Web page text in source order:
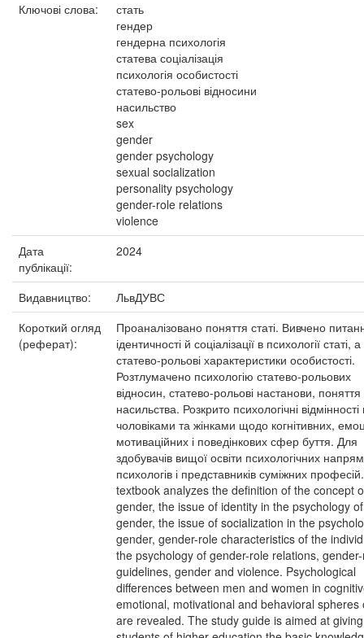
Ключові слова:
стать
гендер
гендерна психологія
статева соціалізація
психологія особистості
статево-рольові відносини
насильство
sex
gender
gender psychology
sexual socialization
personality psychology
gender-role relations
violence
Дата
публікації:
2024
Видавництво:
ЛьвДУВС
Короткий огляд
(реферат):
Проаналізовано поняття статі. Вивчено
ідентичності й соціалізації в психології статі,
статево-рольові характеристики особистості.
Розтлумачено психологію статево-рольових
відносин, статево-рольові настанови, поняття
насильства. Розкрито психологічні відмінності
чоловіками та жінками щодо когнітивних,
мотиваційних і поведінкових сфер буття. Для
здобувачів вищої освіти психологічних
психологів і представників суміжних
textbook analyzes the definition of the concept
gender, the issue of identity in the psychology of
gender, the issue of socialization in the
gender, gender-role characteristics of the
the psychology of gender-role relations,
guidelines, gender and violence. Psychological
differences between men and women in
emotional, motivational and behavioral spheres
are revealed. The study guide is aimed at giving